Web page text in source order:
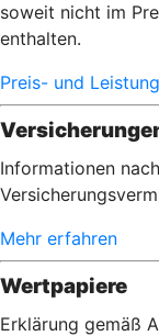
soweit nicht im
enthalten.
Preis- und
Informationen
Mehr erfahren
Wertpapiere
Erklärung gemäß